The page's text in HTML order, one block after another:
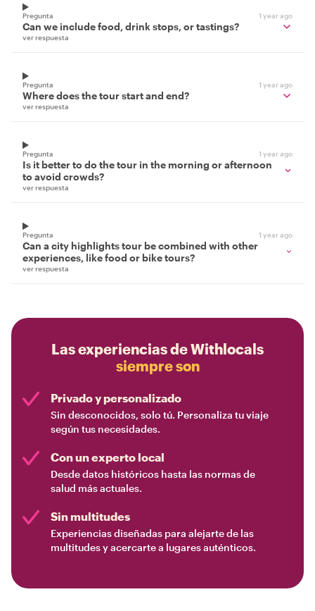
Pregunta 1 year ago
Can we include food, drink stops, or tastings?
ver respuesta
Pregunta 1 year ago
Where does the tour start and end?
ver respuesta
Pregunta 1 year ago
Is it better to do the tour in the morning or afternoon
to avoid crowds?
ver respuesta
Pregunta 1 year ago
Can a city highlights tour be combined with other
experiences, like food or bike tours?
ver respuesta
Las experiencias de Withlocals
siempre son
Privado y personalizado
Sin desconocidos, solo tú. Personaliza tu viaje
según tus necesidades.
Con un experto local
Desde datos históricos hasta las normas de
salud más actuales.
Sin multitudes
Experiencias diseñadas para alejarte de las
multitudes y acercarte a lugares auténticos.